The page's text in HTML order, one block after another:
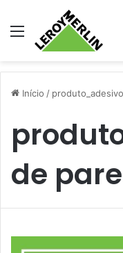
Menu
Início /
de